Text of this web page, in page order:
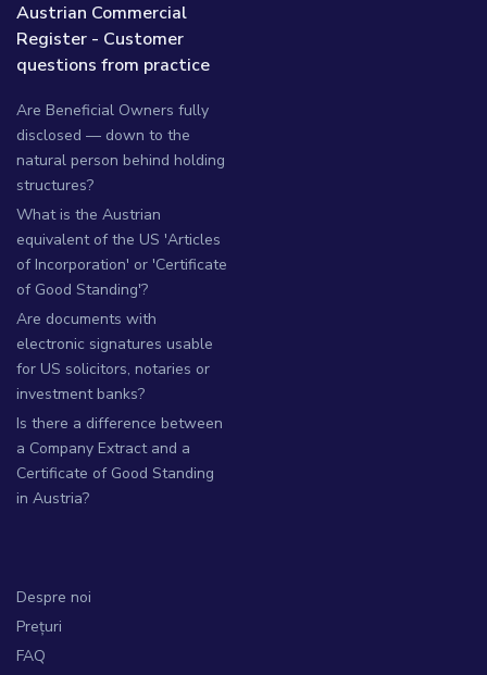
Austrian Commercial
Register - Customer
questions from practice
Are Beneficial Owners fully
disclosed — down to the
natural person behind holding
structures?
What is the Austrian
equivalent of the US 'Articles
of Incorporation' or 'Certificate
of Good Standing'?
Are documents with
electronic signatures usable
for US solicitors, notaries or
investment banks?
Is there a difference between
a Company Extract and a
Certificate of Good Standing
in Austria?
Despre noi
Prețuri
FAQ